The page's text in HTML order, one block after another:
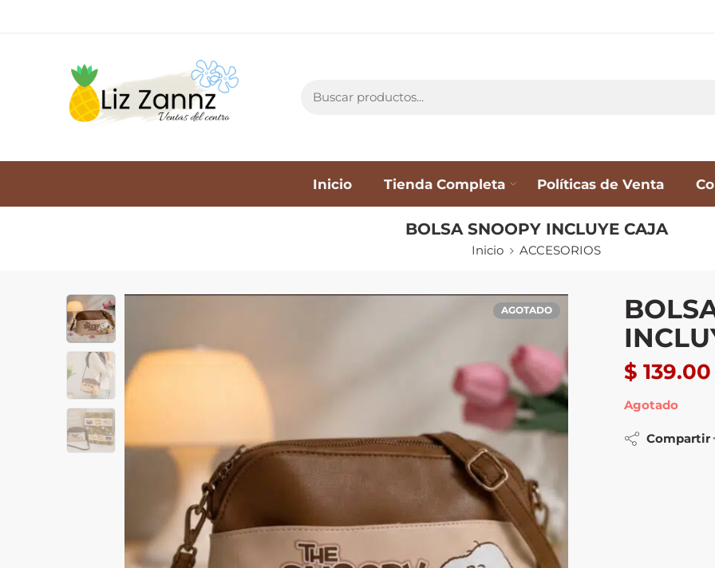
Inicio Tienda Completa Políticas de Venta
BOLSA SNOOPY INCLUYE CAJA
Inicio ACCESORIOS
AGOTADO
$ 139.00
Agotado
Compartir